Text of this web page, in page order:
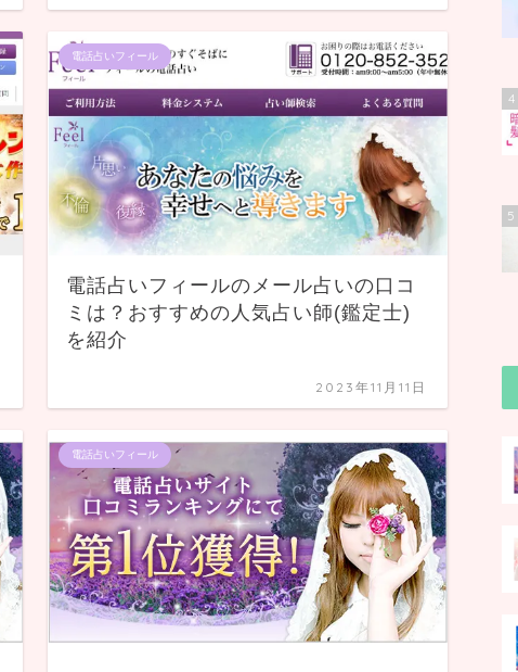
電話占いフィール
電話占いフィールのメール占いの口コ
ミは？おすすめの人気占い師(鑑定士)
を紹介
2023年11月11日
電話占いフィール
4
5